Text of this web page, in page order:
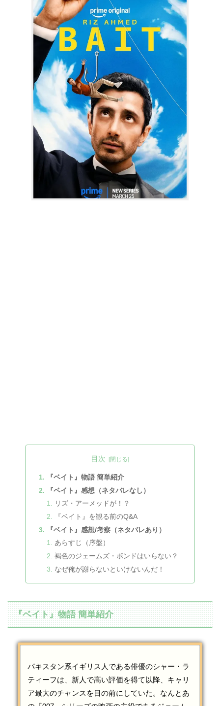
目次
『ベイト』物語 簡単紹介
『ベイト』感想（ネタバレなし）
リズ・アーメッドが！？
『ベイト』を観る前のQ&A
『ベイト』感想/考察（ネタバレあり）
あらすじ（序盤）
褐色のジェームズ・ボンドはいらない？
なぜ俺が謝らないといけないんだ！
『ベイト』物語 簡単紹介
パキスタン系イギリス人である俳優のシャー・ラ
ティーフは、新人で高い評価を得て以降、キャリ
ア最大のチャンスを目の前にしていた。なんとあ